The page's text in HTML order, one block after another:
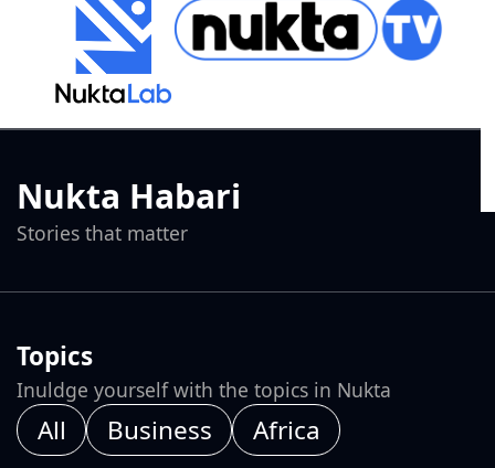
Nukta Habari
Stories that matter
Topics
Inuldge yourself with the topics in Nukta
All Business Africa